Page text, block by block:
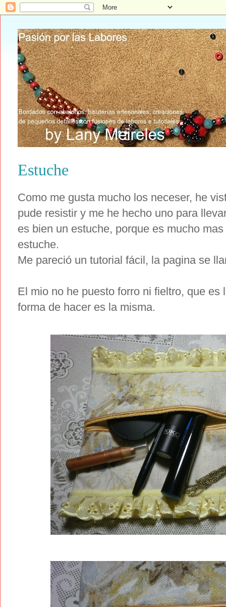
Estuche
Como me gusta mucho los neceser, he
pude resistir y me he hecho uno para
es bien un estuche, porque es mucho
estuche.
Me pareció un tutorial fácil, la pagina se
El mio no he puesto forro ni fieltro, que
forma de hacer es la misma.